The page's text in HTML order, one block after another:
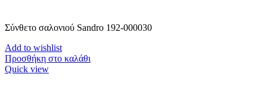
Σύνθετο σαλονιού Sandro 192-000030
Add to wishlist
Προσθήκη στο καλάθι
Quick view